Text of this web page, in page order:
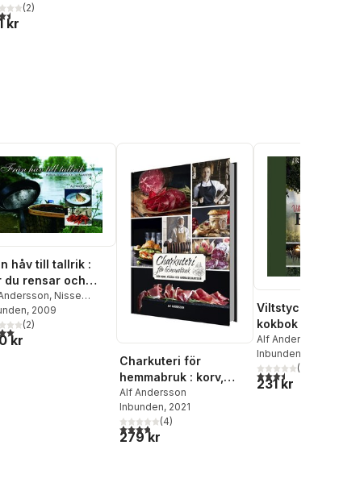
5 stjärnor. Totalt antal röster:
(2)
kr
håv till tallrik :
du rensar och
fisk , Nisse
,Vicky Ekwall
, 2009
5 stjärnor. Totalt antal röster:
(2)
kr
Charkuteri för
hemmabruk : korv,
pålägg och andra
delikatesser
Alf Andersson
Inbunden, 2021
3,8utav 5 stjärnor. Totalt antal röster:
(4)
279 kr
kokbok
Alf Andersson
Inbunden
3,5utav 5(
231 kr